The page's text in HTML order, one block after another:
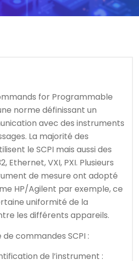
for Programmable
norme définissant un
avec des instruments
La majorité des
le SCPI mais aussi des
Ethernet, VXI, PXI. Plusieurs
de mesure ont adopté
HP/Agilent par exemple, ce
uniformité de la
les différents appareils.
commandes SCPI :
de l’instrument :